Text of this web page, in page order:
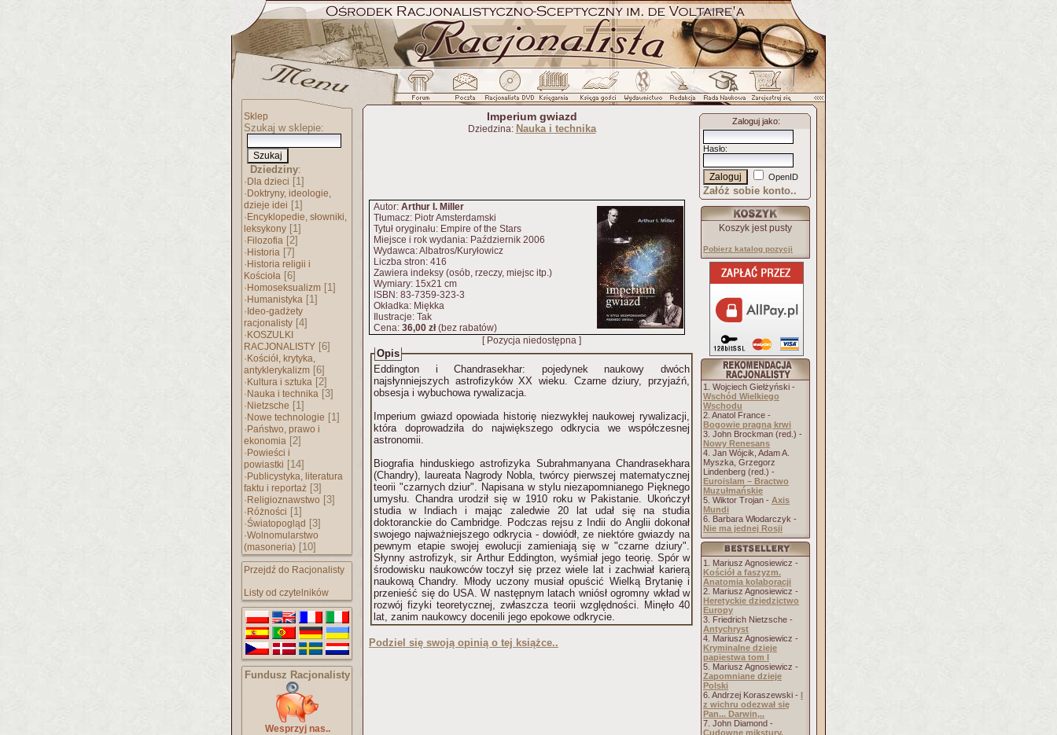
Sklep
Szukaj w sklepie:
Dziedziny:
· Dla dzieci [1]
· Doktryny, ideologie,
dzieje idei [1]
· Encyklopedie, słowniki,
leksykony [1]
· Filozofia [2]
· Historia [7]
· Historia religii i
Kościoła [6]
· Homoseksualizm [1]
· Humanistyka [1]
· Ideo-gadżety
racjonalisty [4]
· KOSZULKI
RACJONALISTY [6]
· Kościół, krytyka,
antyklerykalizm [6]
· Kultura i sztuka [2]
· Nauka i technika [3]
· Nietzsche [1]
· Nowe technologie [1]
· Państwo, prawo i
ekonomia [2]
· Powieści i
powiastki [14]
· Publicystyka, literatura
faktu i reportaż [3]
· Religioznawstwo [3]
· Różności [1]
·Światopogląd [3]
·Wolnomularstwo
(masoneria) [10]
Przejdź do Racjonalisty
Listy od czytelników
Fundusz Racjonalisty
Wesprzyj nas..
Imperium gwiazd
Dziedzina: Nauka i technika
Autor: Arthur I. Miller
Tłumacz: Piotr Amsterdamski
Tytuł oryginału: Empire of the Stars
Miejsce i rok wydania: Październik 2006
Wydawca: Albatros/Kuryłowicz
Liczba stron: 416
Zawiera indeksy (osób, rzeczy, miejsc itp.)
Wymiary: 15x21 cm
ISBN: 83-7359-323-3
Okładka: Miękka
Ilustracje: Tak
Cena: 36,00 zł(bez rabatów)
[ Pozycja niedostępna ]
Opis
Eddington i Chandrasekhar: pojedynek naukowy dwóch
najsłynniejszych astrofizyków XX wieku. Czarne dziury, przyjaźń,
obsesja i wybuchowa rywalizacja.
Imperium gwiazd opowiada historię niezwykłej naukowej rywalizacji,
która doprowadziła do największego odkrycia we współczesnej
astronomii.
Biografia hinduskiego astrofizyka Subrahmanyana Chandrasekhara
(Chandry), laureata Nagrody Nobla, twórcy pierwszej matematycznej
teorii "czarnych dziur". Napisana w stylu niezapomnianego Pięknego
umysłu. Chandra urodził się w 1910 roku w Pakistanie. Ukończył
studia w Indiach i mając zaledwie 20 lat udał się na studia
doktoranckie do Cambridge. Podczas rejsu z Indii do Anglii dokonał
swojego najważniejszego odkrycia - dowiódł, ze niektóre gwiazdy na
pewnym etapie swojej ewolucji zamieniają się w "czarne dziury".
Słynny astrofizyk, sir Arthur Eddington, wyśmiał jego teorię. Spór w
środowisku naukowców toczył się przez wiele lat i zachwiał karierą
naukową Chandry. Młody uczony musiał opuścić Wielką Brytanię i
przenieść się do USA. W następnym latach wniósł ogromny wkład w
rozwój fizyki teoretycznej, zwłaszcza teorii względności. Minęło 40
lat, zanim naukowcy docenili jego epokowe odkrycie.
Podziel się swoją opinią o tej książce..
Zaloguj jako:
Hasło:
OpenID
Załóż sobie konto..
Koszyk jest pusty
Pobierz katalog pozycji
1. Wojciech Giełżyński -
Wschód Wielkiego
Wschodu
2. Anatol France -
Bogowie pragną krwi
3. John Brockman (red.) -
Nowy Renesans
4. Jan Wójcik, Adam A.
Myszka, Grzegorz
Lindenberg (red.) -
Euroislam – Bractwo
Muzułmańskie
5. Wiktor Trojan - Axis
Mundi
6. Barbara Włodarczyk -
Nie ma jednej Rosji
1. Mariusz Agnosiewicz -
Kościół a faszyzm.
Anatomia kolaboracji
2. Mariusz Agnosiewicz -
Heretyckie dziedzictwo
Europy
3. Friedrich Nietzsche -
Antychryst
4. Mariusz Agnosiewicz -
Kryminalne dzieje
papiestwa tom I
5. Mariusz Agnosiewicz -
Zapomniane dzieje
Polski
6. Andrzej Koraszewski - I
z wichru odezwał się
Pan... Darwin,..
7. John Diamond -
Cudowne mikstury.